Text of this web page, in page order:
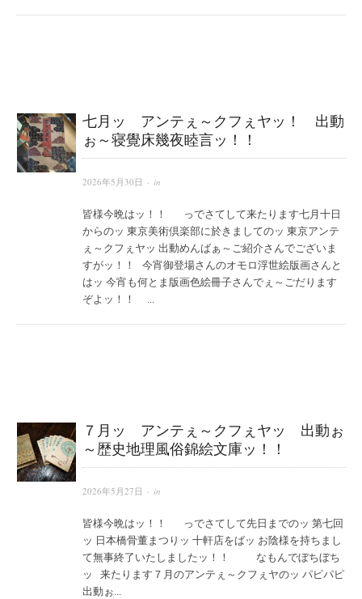
七月ッ アンテぇ～クフぇヤッ！ 出動
ぉ～寝覺床幾夜睦言ッ！！
2026年5月30日 · in
皆様今晩はッ！！ っでさてして来たります七月十日
からのッ 東京美術倶楽部に於きましてのッ 東京アンテ
ぇ～クフぇヤッ 出動めんばぁ～ご紹介さんでございま
すがッ！！ 今宵御登場さんのオモロ浮世絵版画さんと
はッ 今宵も何とま版画色絵冊子さんでぇ～ごだります
ぞよッ！！ ...
７月ッ アンテぇ～クフぇヤッ 出動ぉ
～歴史地理風俗錦絵文庫ッ！！
2026年5月27日 · in
皆様今晩はッ！！ っでさてして先日までのッ 第七回
ッ 日本橋骨董まつりッ 十軒店をばッ お陰様を持ちまし
て無事終了いたしましたッ！！ なもんでぼちぼち
ッ 来たります７月のアンテぇ～クフぇヤのッ パピパピ
出動ぉ...